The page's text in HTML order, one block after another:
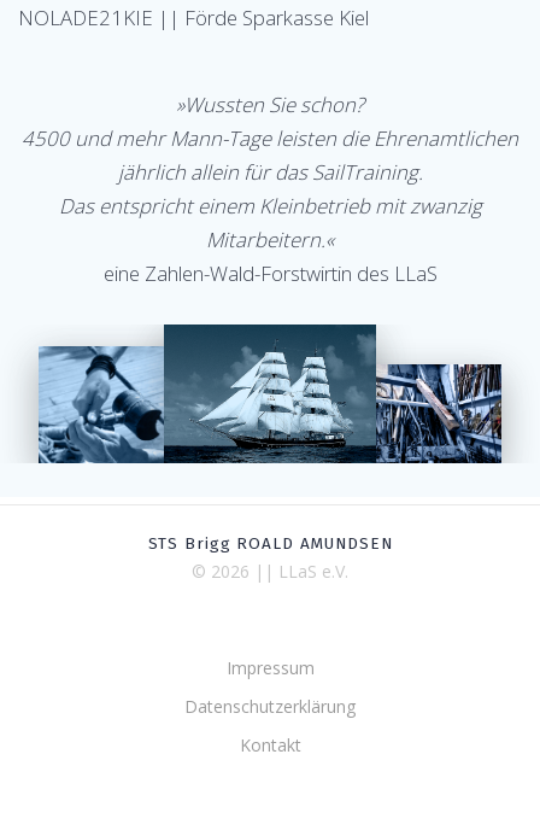
NOLADE21KIE || Förde Sparkasse Kiel
»Wussten Sie schon?
4500 und mehr Mann-Tage leisten die Ehrenamtlichen
jährlich allein für das SailTraining.
Das entspricht einem Kleinbetrieb mit zwanzig
Mitarbeitern.«
eine Zahlen-Wald-Forstwirtin des LLaS
STS Brigg ROALD AMUNDSEN
© 2026 || LLaS e.V.
Impressum
Datenschutzerklärung
Kontakt